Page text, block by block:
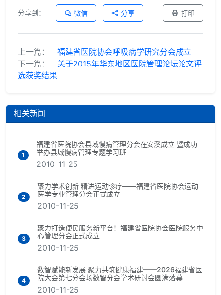
分享到： 微信 分享 打印
上一篇：
福建省医院协会呼吸病学研究分会成立
下一篇：
关于2015年华东地区医院管理论坛论文评
选获奖结果
相关新闻
1
福建省医院协会县域慢病管理分会在安溪成立 暨成功
举办县域慢病管理专题学习班
2010-11-25
2
聚力学术创新 精进运动诊疗——福建省医院协会运动
医学专业管理分会正式成立
2010-11-25
3
聚力打造便民服务新平台！福建省医院协会医院服务中
心管理分会正式成立
2010-11-25
4
数智赋能新发展 聚力共筑健康福建——2026福建省医
院大会第七分会场数智分会学术研讨会圆满落幕
2010-11-25